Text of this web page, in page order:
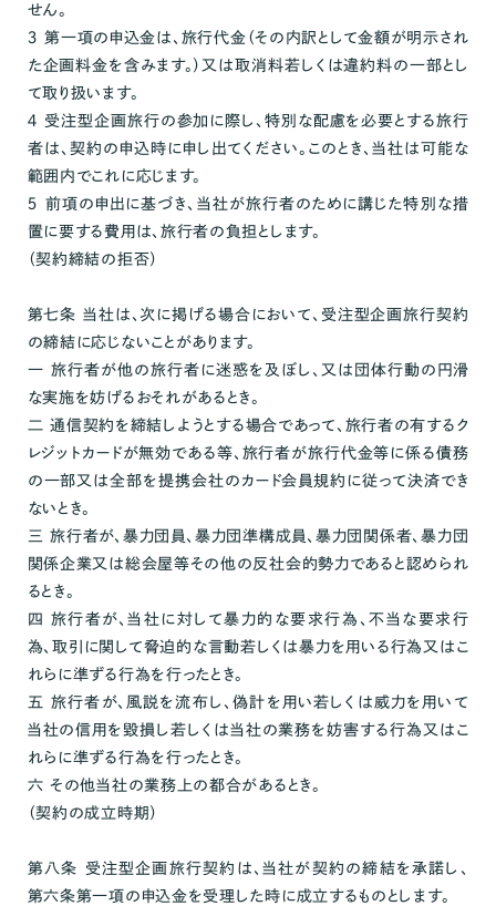
せん。
３ 第一項の申込金は、旅行代金（その内訳として金額が明示され
た企画料金を含みます。）又は取消料若しくは違約料の一部とし
て取り扱います。
４ 受注型企画旅行の参加に際し、特別な配慮を必要とする旅行
者は、契約の申込時に申し出てください。このとき、当社は可能な
範囲内でこれに応じます。
５ 前項の申出に基づき、当社が旅行者のために講じた特別な措
置に要する費用は、旅行者の負担とします。
（契約締結の拒否）
第七条 当社は、次に掲げる場合において、受注型企画旅行契約
の締結に応じないことがあります。
一 旅行者が他の旅行者に迷惑を及ぼし、又は団体行動の円滑
な実施を妨げるおそれがあるとき。
二 通信契約を締結しようとする場合であって、旅行者の有するク
レジットカードが無効である等、旅行者が旅行代金等に係る債務
の一部又は全部を提携会社のカード会員規約に従って決済でき
ないとき。
三 旅行者が、暴力団員、暴力団準構成員、暴力団関係者、暴力団
関係企業又は総会屋等その他の反社会的勢力であると認められ
るとき。
四 旅行者が、当社に対して暴力的な要求行為、不当な要求行
為、取引に関して脅迫的な言動若しくは暴力を用いる行為又はこ
れらに準ずる行為を行ったとき。
五 旅行者が、風説を流布し、偽計を用い若しくは威力を用いて
当社の信用を毀損し若しくは当社の業務を妨害する行為又はこ
れらに準ずる行為を行ったとき。
六 その他当社の業務上の都合があるとき。
（契約の成立時期）
第八条 受注型企画旅行契約は、当社が契約の締結を承諾し、
第六条第一項の申込金を受理した時に成立するものとします。